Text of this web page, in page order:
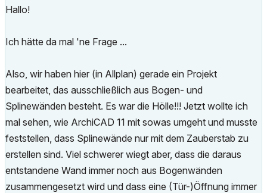
Hallo!
Ich hätte da mal 'ne Frage ...
Also, wir haben hier (in Allplan) gerade ein Projekt
bearbeitet, das ausschließlich aus Bogen- und
Splinewänden besteht. Es war die Hölle!!! Jetzt wollte ich
mal sehen, wie ArchiCAD 11 mit sowas umgeht und musste
feststellen, dass Splinewände nur mit dem Zauberstab zu
erstellen sind. Viel schwerer wiegt aber, dass die daraus
entstandene Wand immer noch aus Bogenwänden
zusammengesetzt wird und dass eine (Tür-)Öffnung immer